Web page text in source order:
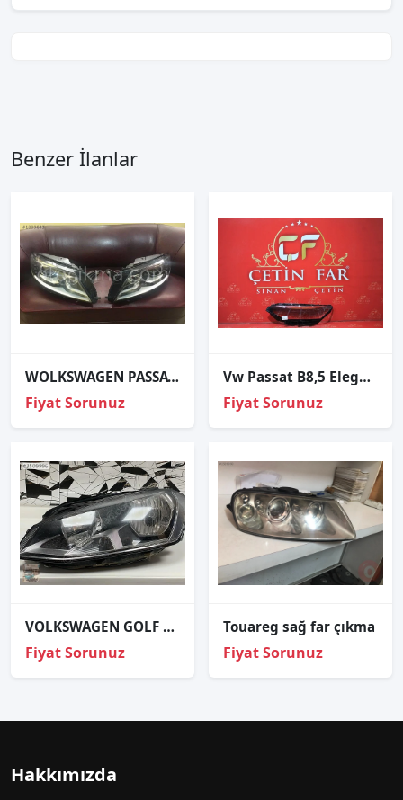
Benzer İlanlar
WOLKSWAGEN PASSATCC TAKIM FAR VE TÜM ÇIKMA ORJINAL PARCALAR
Fiyat Sorunuz
Vw Passat B8,5 Elegance Sol Far Cami
Fiyat Sorunuz
VOLKSWAGEN GOLF 7 SAĞ FAR ORJİNAL ÇIKMA PARÇA
Fiyat Sorunuz
Touareg sağ far çıkma
Fiyat Sorunuz
Hakkımızda